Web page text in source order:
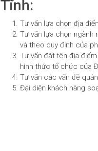
Tĩnh:
Tư vấn lựa chọn địa
Tư vấn lựa chọn ngành
và theo quy định của
Tư vấn đặt tên địa
hình thức tổ chức của
Tư vấn các vấn đề
Đại diện khách hàng